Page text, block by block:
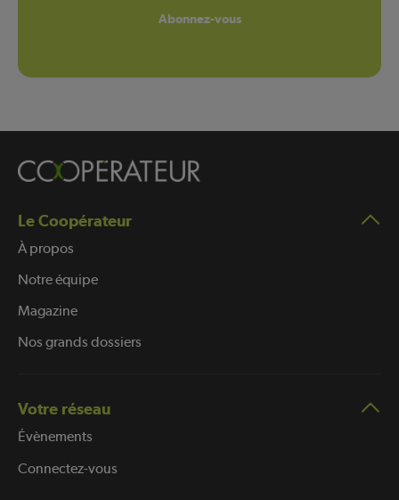
Abonnez-vous
Le Coopérateur
À propos
Notre équipe
Magazine
Nos grands dossiers
Votre réseau
Évènements
Connectez-vous